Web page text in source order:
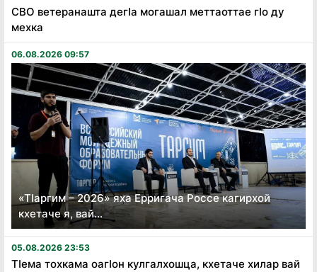
СВО ветеранашта дегӏа могашал меттаоттае гӏо ду
мехка
06.08.2026 09:57
«Тӏаргим – 2026» яха Ерригача Россе кагирхой
кхетаче я, вай...
05.08.2026 23:53
Тӏема тохкама оагӏон кулгалхошца, кхетаче хилар вай